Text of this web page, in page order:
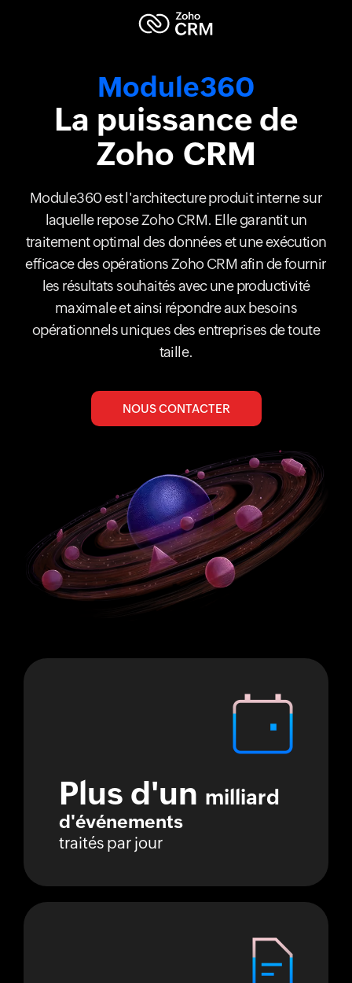
Module360
La puissance de
Zoho CRM
Module360 est l'architecture produit interne sur
laquelle repose Zoho CRM. Elle garantit un
traitement optimal des données et une exécution
efficace des opérations Zoho CRM afin de fournir
les résultats souhaités avec une productivité
maximale et ainsi répondre aux besoins
opérationnels uniques des entreprises de toute
taille.
NOUS CONTACTER
Plus d'un milliard
d'événements
traités par jour